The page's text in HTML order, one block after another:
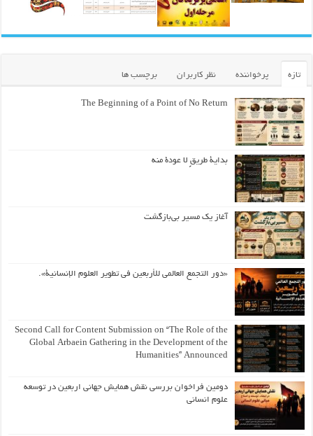
تازه پرخواننده نظر کاربران برچسب ها
The Beginning of a Point of No Return
بداية طريقٍ لا عودة منه
آغاز یک مسیر بی‌بازگشت
«دور التجمع العالمي للأربعين في تطوير العلوم الإنسانية».
Second Call for Content Submission on “The Role of the
Global Arbaein Gathering in the Development of the
Humanities” Announced
دومین فراخوان بررسی نقش همایش جهانی اربعین در توسعه
علوم انسانی